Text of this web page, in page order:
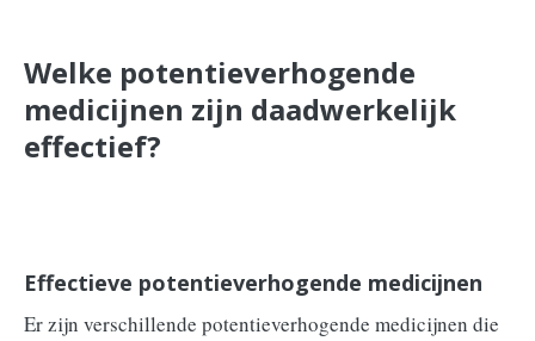
Welke potentieverhogende
medicijnen zijn daadwerkelijk
effectief?
Effectieve potentieverhogende medicijnen
Er zijn verschillende potentieverhogende medicijnen die